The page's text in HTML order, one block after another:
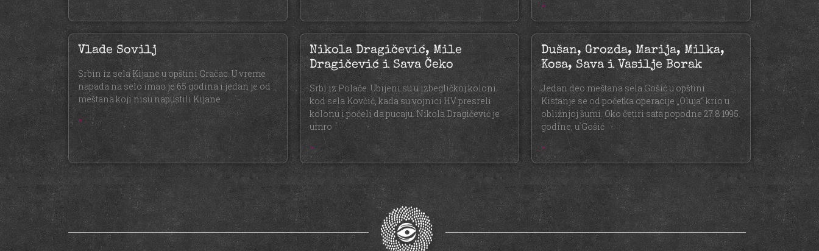
»
Vlade Sovilj
Srbin iz sela Kijane u opštini Gračac. U vreme
napada na selo imao je 65 godina i jedan je od
meštana koji nisu napustili Kijane
»
Nikola Dragičević, Mile
Dragičević i Sava Čeko
Srbi iz Polače. Ubijeni su u izbegličkoj koloni
kod sela Kovčić, kada su vojnici HV presreli
kolonu i počeli da pucaju. Nikola Dragičević je
umro
»
Dušan, Grozda, Marija, Milka,
Kosa, Sava i Vasilje Borak
Jedan deo meštana sela Gošić u opštini
Kistanje se od početka operacije „Oluja“ krio u
obližnjoj šumi. Oko četiri sata popodne 27.8.1995.
godine, u Gošić
»